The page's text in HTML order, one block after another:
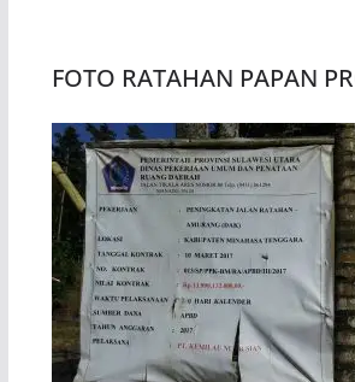
FOTO RATAHAN PAPAN